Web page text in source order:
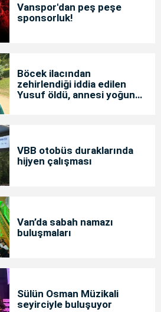
Vanspor'dan peş peşe
sponsorluk!
Böcek ilacından
zehirlendiği iddia edilen
Yusuf öldü, annesi yoğun
VBB otobüs duraklarında
hijyen çalışması
Van’da sabah namazı
buluşmaları
Sülün Osman Müzikali
seyirciyle buluşuyor